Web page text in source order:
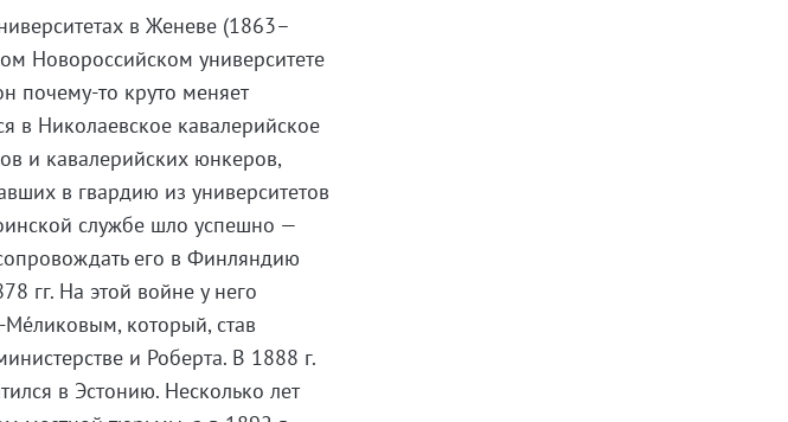
в Женеве (1863–
Новороссийском университете
почему-то круто меняет
в Николаевское кавалерийское
и кавалерийских юнкеров,
в гвардию из университетов
службе шло успешно —
его в Финляндию
гг. На этой войне у него
который, став
и Роберта. В 1888 г.
в Эстонию. Несколько лет